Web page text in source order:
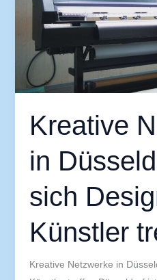
Kreative
in
sich
Künstler
Kreative Netzwerke in
Designer
und
Künstler